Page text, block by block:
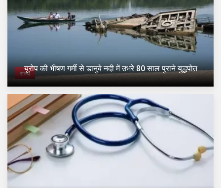
राज्ययूरोप की भीषण गर्मी से डानुबे नदी में उभरे 80 साल पुराने युद्धपोत